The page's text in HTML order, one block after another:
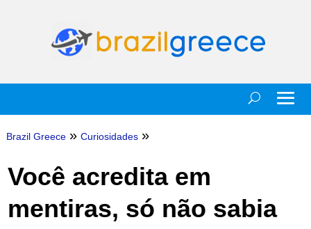
Brazil Greece » Curiosidades »
Você acredita em
mentiras, só não sabia